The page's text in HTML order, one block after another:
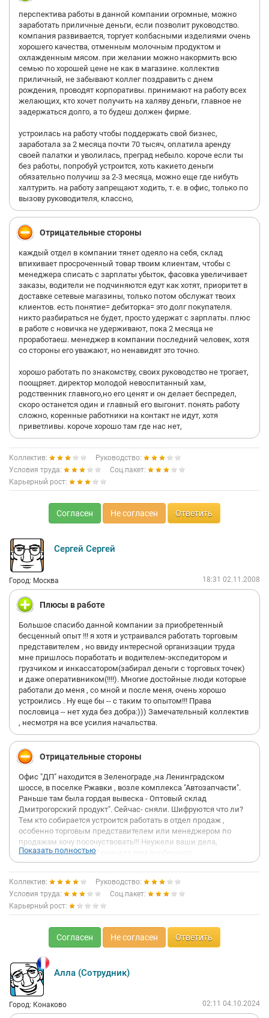
перспектива работы в данной компании огромные, можно
заработать приличные деньги, если позволит руководство.
компания развивается, торгует колбасными изделиями очень
хорошего качества, отменным молочным продуктом и
охлажденным мясом. при желании можно накормить всю
семью по хорошей цене не как в магазине. коллектив
приличный, не забывают коллег поздравить с днем
рождения, проводят корпоративы. принимают на работу всех
желающих, кто хочет получить на халяву деньги, главное не
задержаться долго, а то будеш должен фирме.
устроилась на работу чтобы поддержать свой бизнес,
заработала за 2 месяца почти 70 тысяч, оплатила аренду
своей палатки и уволилась, преград небыло. короче если ты
без работы, попробуй устроится, хоть какието деньги
обязательно получиш за 2-3 месяца, можно еще где нибуть
халтурить. на работу запрещают ходить, т. е. в офис, только по
вызову руководителя, классно,
Отрицательные стороны
каждый отдел в компании тянет одеяло на себя, склад
впихивает просроченный товар твоим клиентам, чтобы с
менеджера списать с зарплаты убыток, фасовка увеличивает
заказы, водители не подчиняются едут как хотят, приоритет в
доставке сетевые магазины, только потом обслужат твоих
клиентов. есть понятие= дебиторка= это долг покупателя.
никто разбираться не будет, просто удержат с зарплаты. плюс
в работе с новичка не удерживают, пока 2 месяца не
проработаеш. менеджер в компании последний человек, хотя
со стороны его уважают, но ненавидят это точно.
хорошо работать по знакомству, своих руководство не трогает,
поощряет. директор молодой невоспитанный хам,
родственник главного,но его ценят и он делает беспредел,
скоро останется один и главный его выгонит. понять работу
сложно, коренные работники на контакт не идут, хотя
приветливы. короче хорошо там где нас нет,
Коллектив:
Руководство:
Условия труда:
Соц.пакет:
Карьерный рост:
Согласен Не согласен Ответить
Сергей Сергей
Город: Москва 18:31 02.11.2008
Плюсы в работе
Большое спасибо данной компании за приобретенный
бесценный опыт !!! я хотя и устраивался работать торговым
представителем , но ввиду интересной организации труда
мне пришлось поработать и водителем-экспедитором и
грузчиком и инкассатором(забирал деньги с торговых точек)
и даже оперативником(!!!!). Многие достойные люди которые
работали до меня , со мной и после меня, очень хорошо
устроились . Ну еще бы -- с таким то опытом!!! Права
пословица -- нет худа без добра:))) Замечательный коллектив
, несмотря на все усилия начальства.
Отрицательные стороны
Офис "ДП" находится в Зеленограде ,на Ленинградском
шоссе, в поселке Ржавки , возле комплекса "Автозапчасти".
Раньше там была гордая вывеска - Оптовый склад
Дмитрогорский продукт". Сейчас- сняли. Шифруются что ли?
Тем кто собирается устроится работать в отдел продаж ,
особенно торговым представителем или менеджером по
продажам хочу посочуствовать!!! Неужели ваши дела,
коллеги, так плохи??? сначала вам пообещают
фиксированный оклад на три месяца ,затем перевод на
проценты.Впрочем, можете уволится по истечении этого
срока-делать там больше нечего. через 2 месяца (раньше
было через три) ваш доход увяжут с дебиторской
задолженностью. Впрочем кое что вы получите. Затем ,после
третьего месяца..... Хотя обычно столько там не работают)))
пока я работал у меня сменилось 6 начальников отделов, а уж
торговых я и не считаю. Думаю треть Зеленограда уже
поработала в этой структуре). Кстати в первый раз увидел как
люди по истеченнии месяца остаются должны фирме.тк зп
будет зависеть как сказано выше - от дебиторки. Рассчитался
нормально -- есть достойные люди везде. Правда за
деньгами приезжал через месяц . Имейте в виду. Вздохнул с
облегчением!!!!!!!
Показать полностью
Коллектив:
Руководство:
Условия труда:
Соц.пакет:
Карьерный рост:
Согласен Не согласен Ответить
Алла (Сотрудник)
Город: Конаково 02:11 04.10.2024